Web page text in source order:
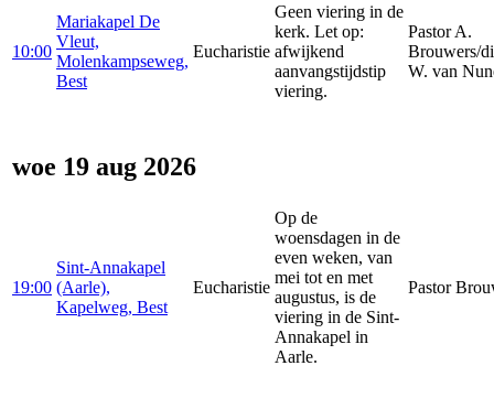
10:00
Mariakapel De
Vleut,
Molenkampseweg,
Best
Eucharistie
Geen viering in de
kerk. Let op:
afwijkend
aanvangstijdstip
viering.
Pastor A.
Brouwers/
W. van
woe 19 aug 2026
19:00
Sint-Annakapel
(Aarle),
Kapelweg, Best
Eucharistie
Op de
woensdagen in de
even weken, van
mei tot en met
augustus, is de
viering in de Sint-
Annakapel in
Aarle.
Pastor